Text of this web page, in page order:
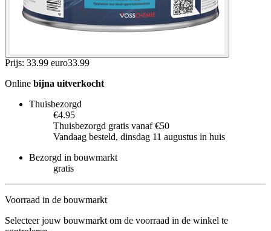
Prijs: 33.99 euro33.99
Online bijna uitverkocht
Thuisbezorgd
€4.95
Thuisbezorgd gratis vanaf €50
Vandaag besteld, dinsdag 11 augustus in huis
Bezorgd in bouwmarkt
gratis
Voorraad in de bouwmarkt
Selecteer jouw bouwmarkt om de voorraad in de winkel te